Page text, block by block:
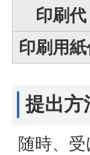
印刷代
印刷用
提出方
随時、